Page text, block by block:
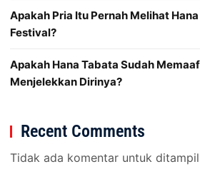
Apakah Pria Itu Pernah Melihat
Festival?
Apakah Hana Tabata Sudah
Menjelekkan Dirinya?
Recent Comments
Tidak ada komentar untuk